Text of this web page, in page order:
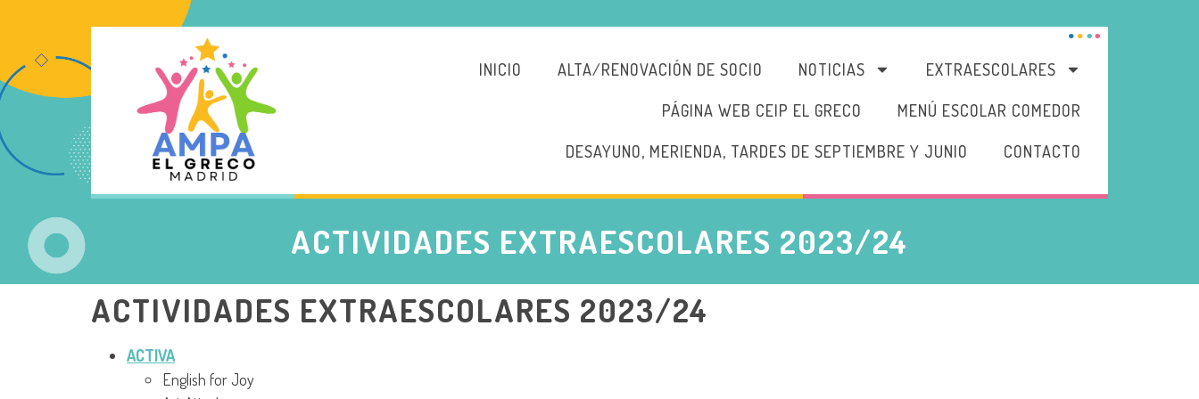
INICIO ALTA/RENOVACIÓN DE SOCIO NOTICIAS EXTRAESCOLARES
PÁGINA WEB CEIP EL GRECO MENÚ ESCOLAR COMEDOR
DESAYUNO, MERIENDA, TARDES DE SEPTIEMBRE Y JUNIO CONTACTO
ACTIVIDADES EXTRAESCOLARES 2023/24
ACTIVIDADES EXTRAESCOLARES 2023/24
ACTIVA
English for Joy